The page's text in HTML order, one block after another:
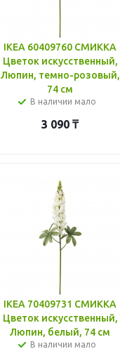
IKEA 60409760 СМИККА
Цветок искусственный,
Люпин, темно-розовый,
74 см
В наличии мало
3 090 ₸
IKEA 70409731 СМИККА
Цветок искусственный,
Люпин, белый, 74 см
В наличии мало